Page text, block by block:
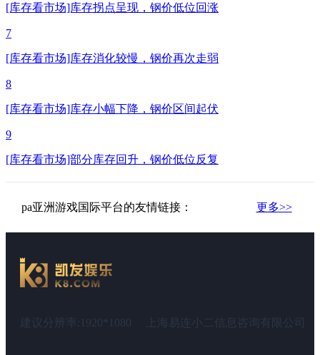
[库存看市场]库存拐点呈现，钢价低位回涨
7
[库存看市场]库存消化较慢，钢价再次走弱
8
[库存看市场]库存小幅下降，钢价区间起伏
9
[库存看市场]部分库存回升，钢价低位反复
pa亚洲游戏国际平台的友情链接： 更多>>
建议分辨率:1920*1080 上海易连小二信息咨询有限公司